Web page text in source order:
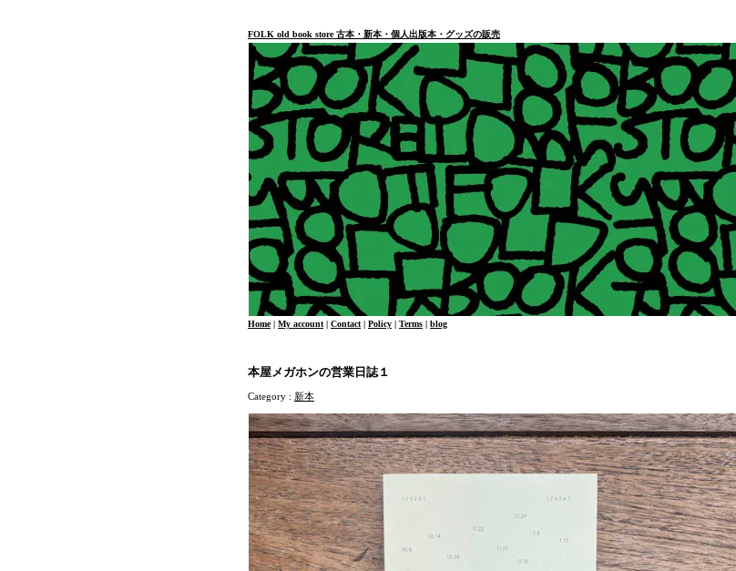
FOLK old book store 古本・新本・個人出版本・グッズの販売
Home| My account | Contact | Policy | Terms | blog
本屋メガホンの営業日誌１
Category : 新本